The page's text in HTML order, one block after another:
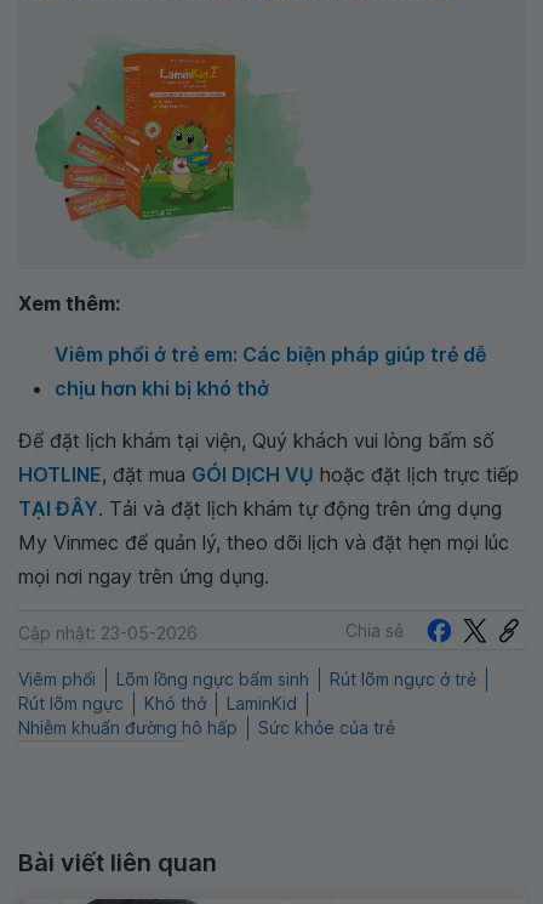
Xem thêm:
Viêm phổi ở trẻ em: Các biện pháp giúp trẻ dễ
chịu hơn khi bị khó thở
Để đặt lịch khám tại viện, Quý khách vui lòng bấm số
HOTLINE, đặt mua GÓI DỊCH VỤ hoặc đặt lịch trực tiếp
TẠI ĐÂY. Tải và đặt lịch khám tự động trên ứng dụng
My Vinmec để quản lý, theo dõi lịch và đặt hẹn mọi lúc
mọi nơi ngay trên ứng dụng.
Cập nhật: 23-05-2026 Chia sẻ
Viêm phổi Lõm lồng ngực bẩm sinh
Rút lõm ngực ở trẻ
Rút lõm ngực
Khó thở
LaminKid
Nhiễm khuẩn đường hô hấp
Sức khỏe của trẻ
Bài viết liên quan